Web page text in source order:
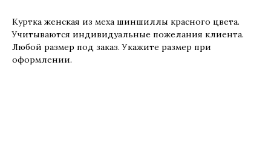
Куртка женская из меха шиншиллы красного цвета.
Учитываются индивидуальные пожелания клиента.
Любой размер под заказ. Укажите размер при
оформлении.